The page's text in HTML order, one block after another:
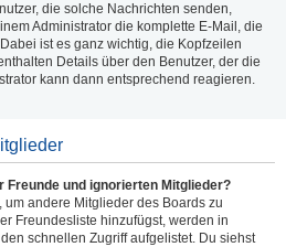
die solche Nachrichten senden,
Administrator die komplette E-Mail, die
ist es ganz wichtig, die Kopfzeilen
Details über den Benutzer, der die
kann dann entsprechend reagieren.
Freunde und ignorierten Mitglieder?
andere Mitglieder des Boards zu
Freundesliste hinzufügst, werden in
schnellen Zugriff aufgelistet. Du siehst